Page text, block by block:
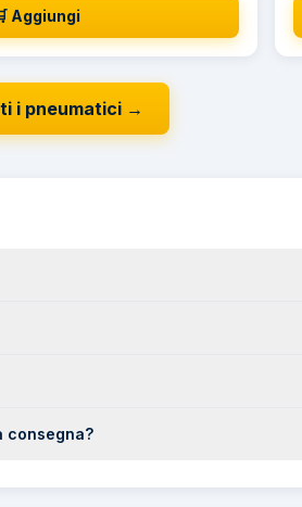
Aggiungi
i pneumatici→
consegna?